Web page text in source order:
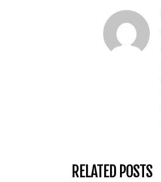
RELATED POSTS